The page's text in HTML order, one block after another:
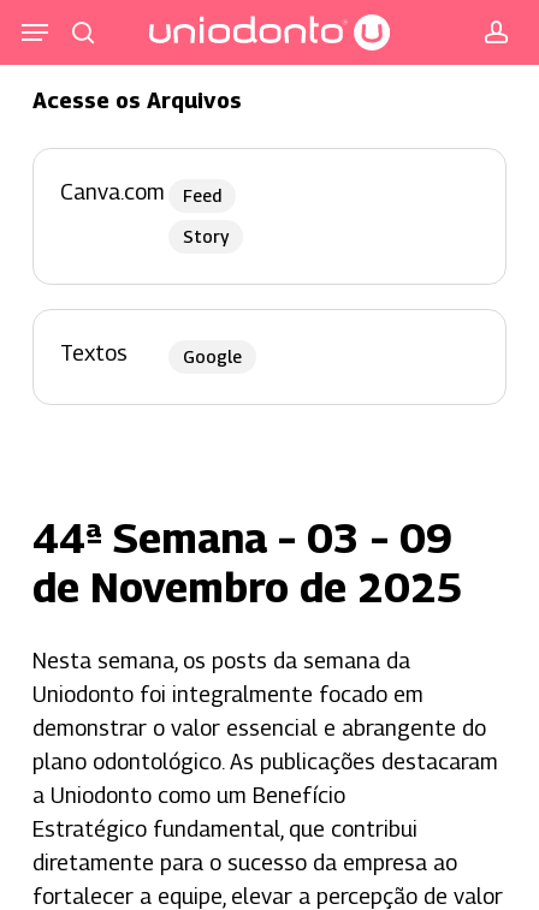
para
conteúdo
principal
Menu
Acesse os Arquivos
Canva.com
Feed
Story
Textos Google
44ª Semana – 03 – 09
de Novembro de 2025
Nesta semana, os posts da semana da
Uniodonto foi integralmente focado em
demonstrar o valor essencial e abrangente do
plano odontológico. As publicações destacaram
a Uniodonto como um Benefício
Estratégicofundamental, que contribui
diretamente para o sucesso da empresa ao
fortalecer a equipe, elevar a percepção de valor